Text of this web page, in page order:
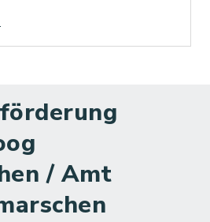
/ Amt